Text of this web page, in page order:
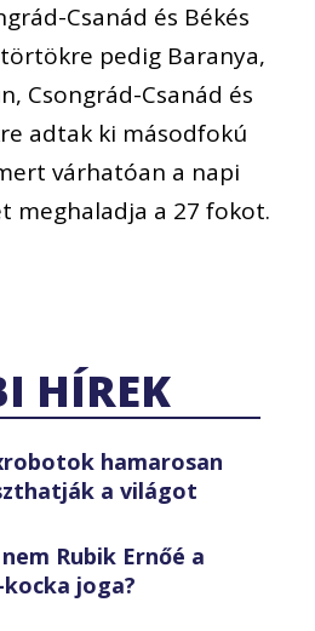
Csanád és Békés
pedig Baranya,
Csongrád-Csanád és
adtak ki másodfokú
várhatóan a napi
meghaladja a 27 fokot.
HÍREK
hamarosan
a világot
Rubik Ernőé a
kocka joga?